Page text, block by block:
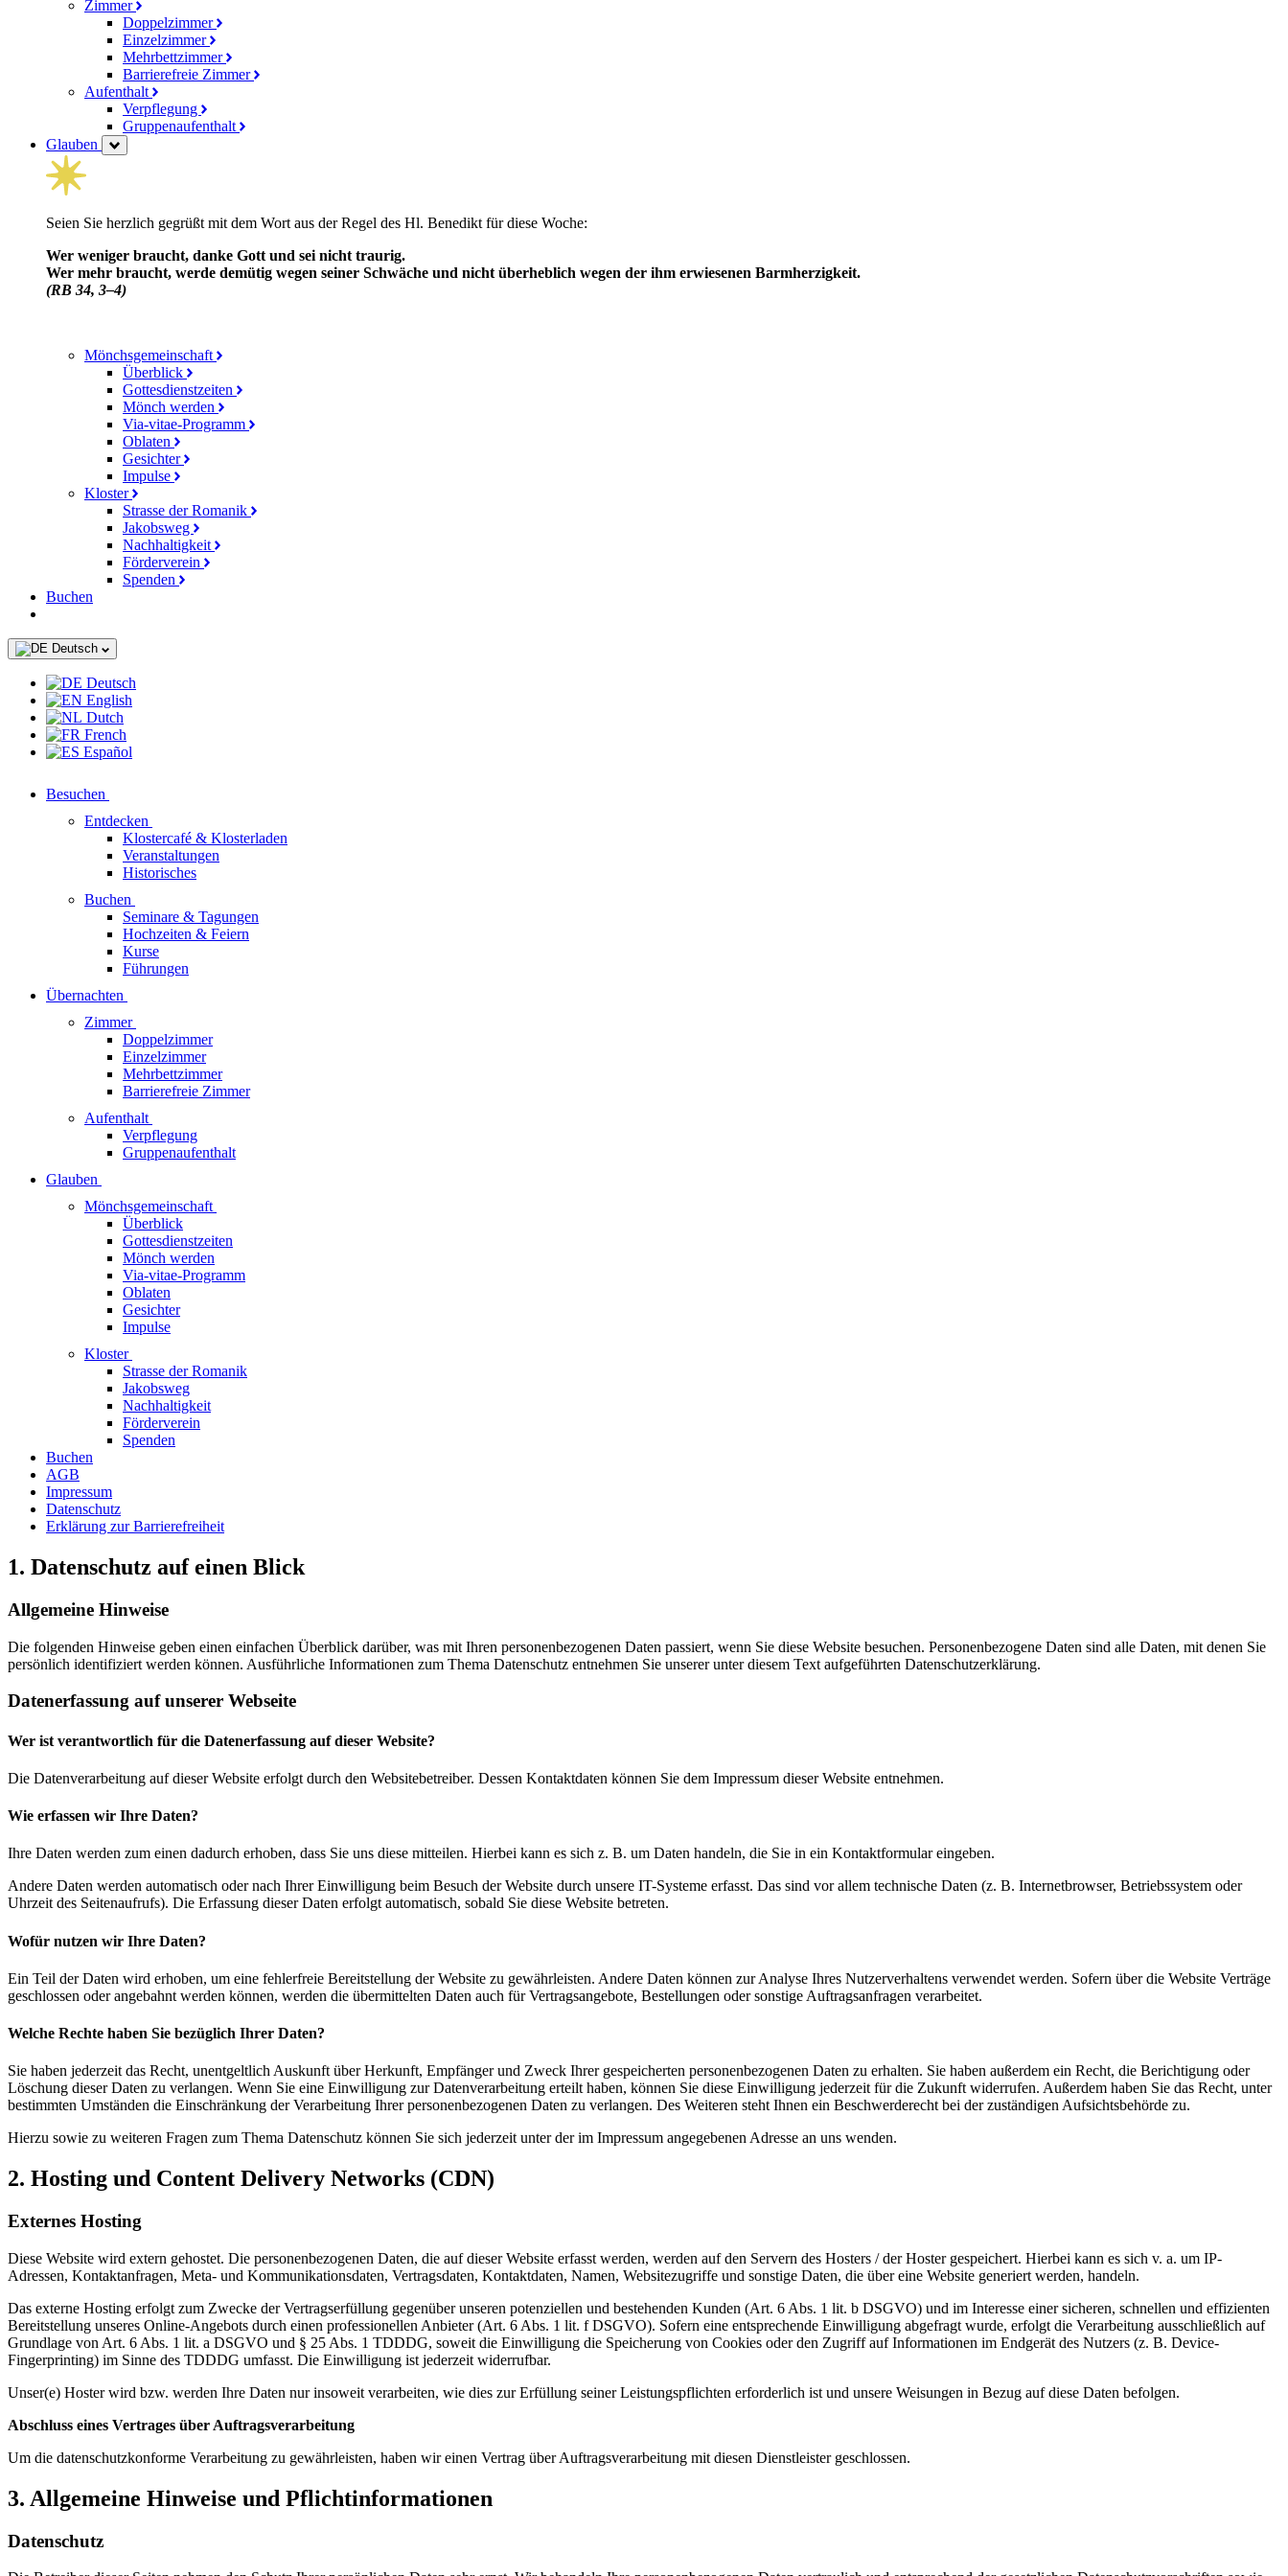
Zimmer
Doppelzimmer
Einzelzimmer
Mehrbettzimmer
Barrierefreie Zimmer
Aufenthalt
Verpflegung
Gruppenaufenthalt
Glauben
Seien Sie herzlich gegrüßt mit dem Wort aus der Regel des Hl. Benedikt für diese Woche:
Wer weniger braucht, danke Gott und sei nicht traurig.
Wer mehr braucht, werde demütig wegen seiner Schwäche und nicht über­heblich wegen der ihm erwiesenen Barm­herzig­keit.
(RB 34, 3–4)
Mönchsgemeinschaft
Überblick
Gottesdienstzeiten
Mönch werden
Via-vitae-Programm
Oblaten
Gesichter
Impulse
Kloster
Strasse der Romanik
Jakobsweg
Nachhaltigkeit
Förderverein
Spenden
Buchen
Deutsch
Deutsch
English
Dutch
French
Español
Besuchen
Entdecken
Klostercafé & Klosterladen
Veranstaltungen
Historisches
Buchen
Seminare & Tagungen
Hochzeiten & Feiern
Kurse
Führungen
Übernachten
Zimmer
Doppelzimmer
Einzelzimmer
Mehrbettzimmer
Barrierefreie Zimmer
Aufenthalt
Verpflegung
Gruppenaufenthalt
Glauben
Mönchsgemeinschaft
Überblick
Gottesdienstzeiten
Mönch werden
Via-vitae-Programm
Oblaten
Gesichter
Impulse
Kloster
Strasse der Romanik
Jakobsweg
Nachhaltigkeit
Förderverein
Spenden
Buchen
AGB
Impressum
Datenschutz
Erklärung zur Barrierefreiheit
1. Datenschutz auf einen Blick
Allgemeine Hinweise
Die folgenden Hinweise geben einen einfachen Überblick darüber, was mit Ihren personenbezogenen Daten passiert, wenn Sie diese Website besuchen. Personenbezogene Daten sind alle Daten, mit denen Sie
persönlich identifiziert werden können. Ausführliche Informationen zum Thema Datenschutz entnehmen Sie unserer unter diesem Text aufgeführten Datenschutzerklärung.
Datenerfassung auf unserer Webseite
Wer ist verantwortlich für die Datenerfassung auf dieser Website?
Die Datenverarbeitung auf dieser Website erfolgt durch den Websitebetreiber. Dessen Kontaktdaten können Sie dem Impressum dieser Website entnehmen.
Wie erfassen wir Ihre Daten?
Ihre Daten werden zum einen dadurch erhoben, dass Sie uns diese mitteilen. Hierbei kann es sich z. B. um Daten handeln, die Sie in ein Kontaktformular eingeben.
Andere Daten werden automatisch oder nach Ihrer Einwilligung beim Besuch der Website durch unsere IT-Systeme erfasst. Das sind vor allem technische Daten (z. B. Internetbrowser, Betriebssystem oder
Uhrzeit des Seitenaufrufs). Die Erfassung dieser Daten erfolgt automatisch, sobald Sie diese Website betreten.
Wofür nutzen wir Ihre Daten?
Ein Teil der Daten wird erhoben, um eine fehlerfreie Bereitstellung der Website zu gewährleisten. Andere Daten können zur Analyse Ihres Nutzerverhaltens verwendet werden. Sofern über die Website Verträge
geschlossen oder angebahnt werden können, werden die übermittelten Daten auch für Vertragsangebote, Bestellungen oder sonstige Auftragsanfragen verarbeitet.
Welche Rechte haben Sie bezüglich Ihrer Daten?
Sie haben jederzeit das Recht, unentgeltlich Auskunft über Herkunft, Empfänger und Zweck Ihrer gespeicherten personenbezogenen Daten zu erhalten. Sie haben außerdem ein Recht, die Berichtigung oder
Löschung dieser Daten zu verlangen. Wenn Sie eine Einwilligung zur Datenverarbeitung erteilt haben, können Sie diese Einwilligung jederzeit für die Zukunft widerrufen. Außerdem haben Sie das Recht, unter
bestimmten Umständen die Einschränkung der Verarbeitung Ihrer personenbezogenen Daten zu verlangen. Des Weiteren steht Ihnen ein Beschwerderecht bei der zuständigen Aufsichtsbehörde zu.
Hierzu sowie zu weiteren Fragen zum Thema Datenschutz können Sie sich jederzeit unter der im Impressum angegebenen Adresse an uns wenden.
2. Hosting und Content Delivery Networks (CDN)
Externes Hosting
Diese Website wird extern gehostet. Die personenbezogenen Daten, die auf dieser Website erfasst werden, werden auf den Servern des Hosters / der Hoster gespeichert. Hierbei kann es sich v. a. um IP-
Adressen, Kontaktanfragen, Meta- und Kommunikationsdaten, Vertragsdaten, Kontaktdaten, Namen, Websitezugriffe und sonstige Daten, die über eine Website generiert werden, handeln.
Das externe Hosting erfolgt zum Zwecke der Vertragserfüllung gegenüber unseren potenziellen und bestehenden Kunden (Art. 6 Abs. 1 lit. b DSGVO) und im Interesse einer sicheren, schnellen und effizienten
Bereitstellung unseres Online-Angebots durch einen professionellen Anbieter (Art. 6 Abs. 1 lit. f DSGVO). Sofern eine entsprechende Einwilligung abgefragt wurde, erfolgt die Verarbeitung ausschließlich auf
Grundlage von Art. 6 Abs. 1 lit. a DSGVO und § 25 Abs. 1 TDDDG, soweit die Einwilligung die Speicherung von Cookies oder den Zugriff auf Informationen im Endgerät des Nutzers (z. B. Device-
Fingerprinting) im Sinne des TDDDG umfasst. Die Einwilligung ist jederzeit widerrufbar.
Unser(e) Hoster wird bzw. werden Ihre Daten nur insoweit verarbeiten, wie dies zur Erfüllung seiner Leistungspflichten erforderlich ist und unsere Weisungen in Bezug auf diese Daten befolgen.
Abschluss eines Vertrages über Auftragsverarbeitung
Um die datenschutzkonforme Verarbeitung zu gewährleisten, haben wir einen Vertrag über Auftragsverarbeitung mit diesen Dienstleister geschlossen.
3. Allgemeine Hinweise und Pflichtinformationen
Datenschutz